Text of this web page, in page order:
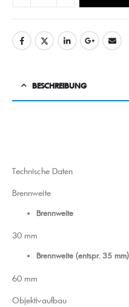
BESCHREIBUNG
Technische Daten
Brennweite
Brennweite
30 mm
Brennweite (entspr. 35 mm)
60 mm
Objektivaufbau